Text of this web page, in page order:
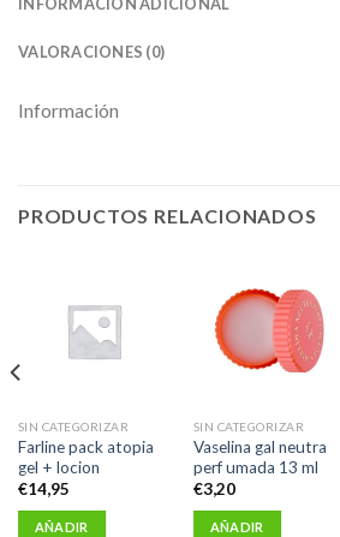
VALORACIONES (0)
Información
PRODUCTOS RELACIONADOS
SIN CATEGORIZAR
Farline pack atopia
gel + locion
€14,95
AÑADIR
SIN CATEGORIZAR
Vaselina gal neutra
perf umada 13 ml
€3,20
AÑADIR